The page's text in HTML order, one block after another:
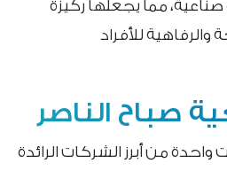
صناعية، مما يجعلها ركيزة
للأفراد
صباح الناصر
من أبرز الشركات الرائدة